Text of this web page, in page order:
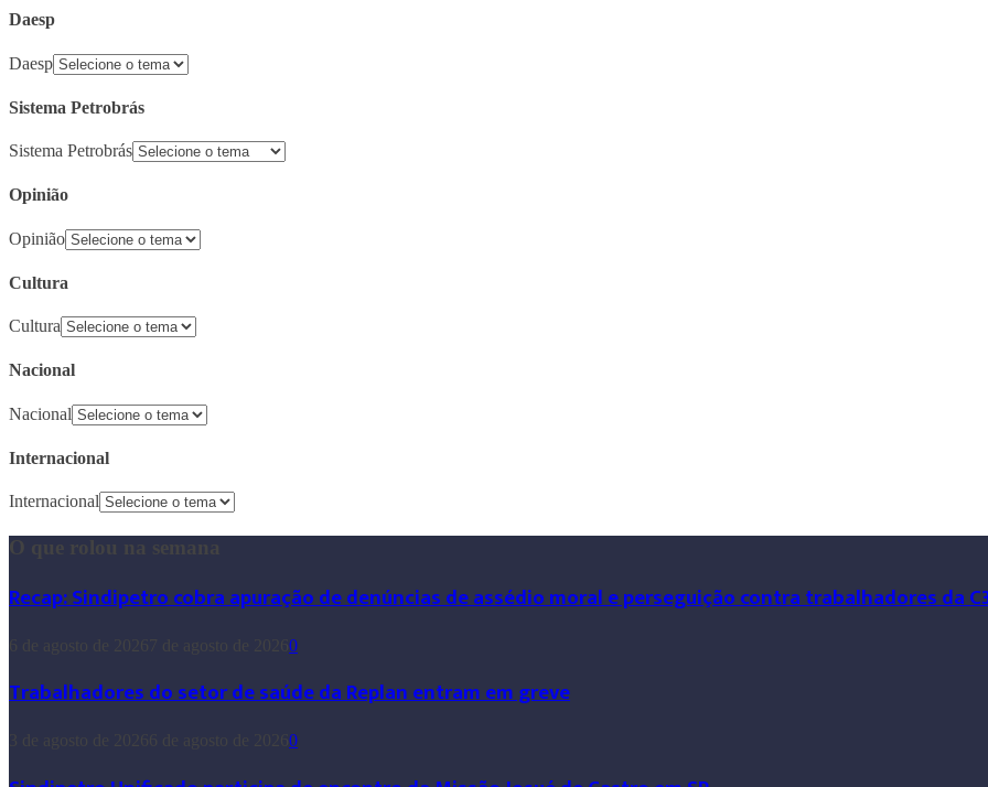
Daesp
Daesp
Sistema Petrobrás
Sistema Petrobrás
Opinião
Opinião
Cultura
Cultura
Nacional
Nacional
Internacional
Internacional
O que rolou na semana
Recap: Sindipetro cobra apuração de denúncias de assédio moral e perseguição contra trabalhadores da
0
Trabalhadores do setor de saúde da Replan entram em greve
0